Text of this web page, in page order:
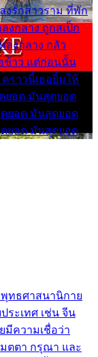
งรักสาวราม ที่พัก
งกลาง ถูกสเป็ก
ลงกลาง กลัว
ข้าว แต่ก่อนนั้น
คราวนี้เธอยิ้มให้
ยอด มันสุดยอด
ยอด มันสุดยอด
ยอด มันสุดยอด
ทธศาสนานิกาย
ระเทศ เช่น จีน
มีความเชื่อว่า
ตตา กรุณา และ